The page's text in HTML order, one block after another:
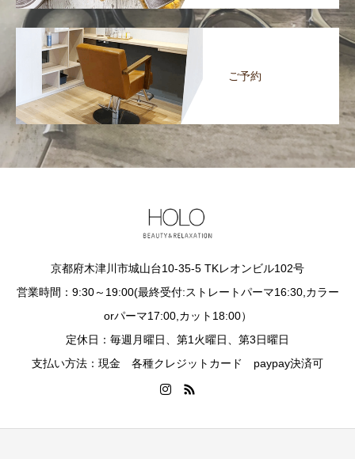
ご予約
京都府木津川市城山台10-35-5 TKレオンビル102号
営業時間：9:30～19:00(最終受付:ストレートパーマ16:30,カラー
orパーマ17:00,カット18:00）
定休日：毎週月曜日、第1火曜日、第3日曜日
支払い方法：現金 各種クレジットカード paypay決済可